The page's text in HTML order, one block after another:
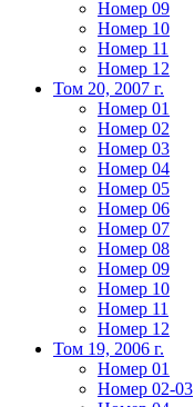
Номер 09
Номер 10
Номер 11
Номер 12
Том 20, 2007 г.
Номер 01
Номер 02
Номер 03
Номер 04
Номер 05
Номер 06
Номер 07
Номер 08
Номер 09
Номер 10
Номер 11
Номер 12
Том 19, 2006 г.
Номер 01
Номер 02-03